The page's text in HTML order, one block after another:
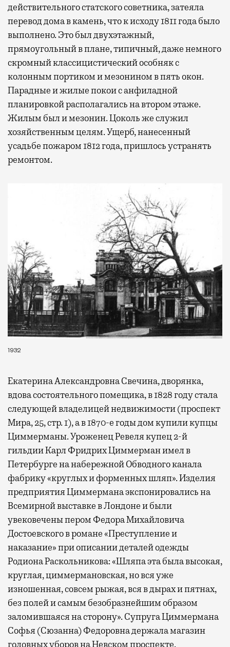
действительного статского советника, затеяла
перевод дома в камень, что к исходу 1811 года было
выполнено. Это был двухэтажный,
прямоугольный в плане, типичный, даже немного
скромный классицистический особняк с
колонным портиком и мезонином в пять окон.
Парадные и жилые покои с анфиладной
планировкой располагались на втором этаже.
Жилым был и мезонин. Цоколь же служил
хозяйственным целям. Ущерб, нанесенный
усадьбе пожаром 1812 года, пришлось устранять
ремонтом.
1932
Екатерина Александровна Свечина, дворянка,
вдова состоятельного помещика, в 1828 году стала
следующей владелицей недвижимости (проспект
Мира, 25, стр. 1), а в 1870-е годы дом купили купцы
Циммерманы. Уроженец Ревеля купец 2-й
гильдии Карл Фридрих Циммерман имел в
Петербурге на набережной Обводного канала
фабрику «круглых и форменных шляп». Изделия
предприятия Циммермана экспонировались на
Всемирной выставке в Лондоне и были
увековечены пером Федора Михайловича
Достоевского в романе «Преступление и
наказание» при описании деталей одежды
Родиона Раскольникова: «Шляпа эта была высокая,
круглая, циммермановская, но вся уже
изношенная, совсем рыжая, вся в дырах и пятнах,
без полей и самым безобразнейшим образом
заломившаяся на сторону». Супруга Циммермана
Софья (Сюзанна) Федоровна держала магазин
головных уборов на Невском проспекте.